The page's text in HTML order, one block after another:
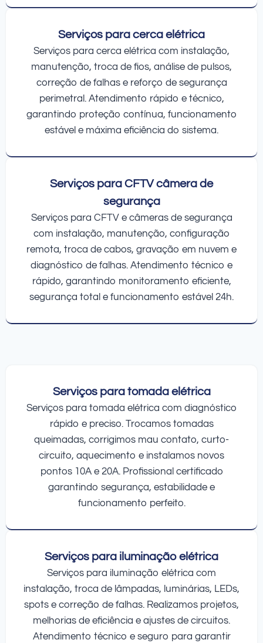
Serviços para cerca elétrica
Serviços para cerca elétrica com instalação,
manutenção, troca de fios, análise de pulsos,
correção de falhas e reforço de segurança
perimetral. Atendimento rápido e técnico,
garantindo proteção contínua, funcionamento
estável e máxima eficiência do sistema.
Serviços para CFTV câmera de
segurança
Serviços para CFTV e câmeras de segurança
com instalação, manutenção, configuração
remota, troca de cabos, gravação em nuvem e
diagnóstico de falhas. Atendimento técnico e
rápido, garantindo monitoramento eficiente,
segurança total e funcionamento estável 24h.
Serviços para tomada elétrica
Serviços para tomada elétrica com diagnóstico
rápido e preciso. Trocamos tomadas
queimadas, corrigimos mau contato, curto-
circuito, aquecimento e instalamos novos
pontos 10A e 20A. Profissional certificado
garantindo segurança, estabilidade e
funcionamento perfeito.
Serviços para iluminação elétrica
Serviços para iluminação elétrica com
instalação, troca de lâmpadas, luminárias, LEDs,
spots e correção de falhas. Realizamos projetos,
melhorias de eficiência e ajustes de circuitos.
Atendimento técnico e seguro para garantir